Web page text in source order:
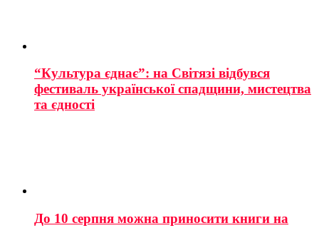
“Культура єднає”: на Світязі відбувся
фестиваль української спадщини, мистецтва
та єдності
До 10 серпня можна приносити книги на